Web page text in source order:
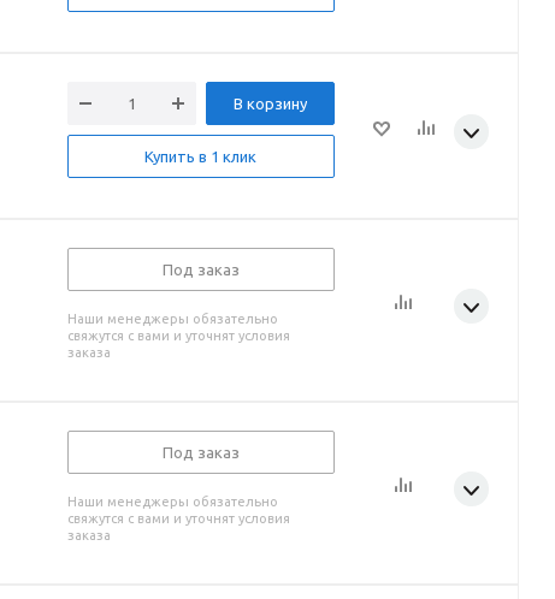
В корзину
Купить в 1 клик
Под заказ
Наши менеджеры обязательно
свяжутся с вами и уточнят условия
заказа
Под заказ
Наши менеджеры обязательно
свяжутся с вами и уточнят условия
заказа